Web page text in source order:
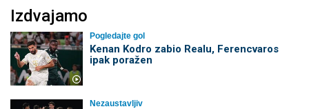
Izdvajamo
Pogledajte gol
Kenan Kodro zabio Realu, Ferencvaros
ipak poražen
Nezaustavljiv